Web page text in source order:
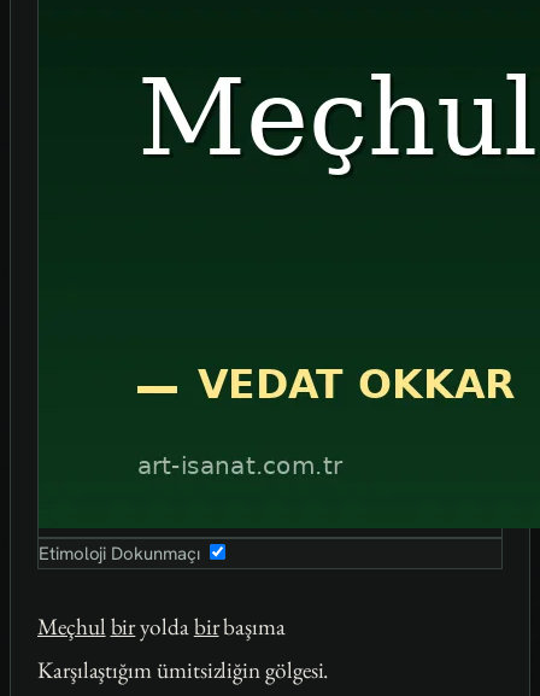
Etimoloji Dokunmaçı
Meçhul biryoldabirbaşıma
Karşılaştığım ümitsizliğin gölgesi.